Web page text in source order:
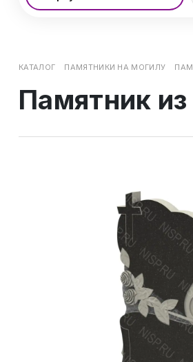
КАТАЛОГ ПАМЯТНИКИ НА МОГИЛУ
Памятник из